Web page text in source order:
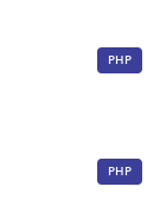
PHP
PHP